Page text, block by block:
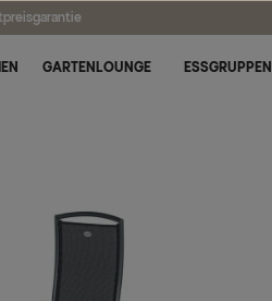
GARTENLOUNGE ESSGRUPPEN